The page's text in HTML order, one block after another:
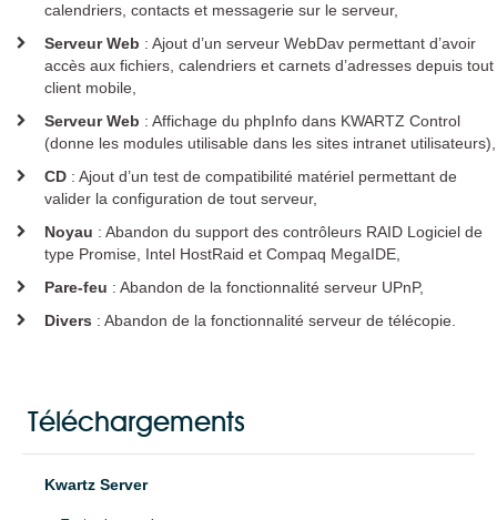
Notice d'utilisation
Quelle est mon adresse IP ?
Contacter le support technique
Téléchargements
Kwartz Server
Toutes les versions
Evolutions
Outils / Documentation
Modules additionnels
Kwartz Mobile Control
Contact
calendriers, contacts et messagerie sur le serveur,
Serveur Web : Ajout d’un serveur WebDav permettant d’avoir
accès aux fichiers, calendriers et carnets d’adresses depuis tout
client mobile,
Serveur Web : Affichage du phpInfo dans KWARTZ Control
(donne les modules utilisable dans les sites intranet utilisateurs),
CD : Ajout d’un test de compatibilité matériel permettant de
valider la configuration de tout serveur,
Noyau : Abandon du support des contrôleurs RAID Logiciel de
type Promise, Intel HostRaid et Compaq MegaIDE,
Pare-feu : Abandon de la fonctionnalité serveur UPnP,
Divers : Abandon de la fonctionnalité serveur de télécopie.
Téléchargements
Kwartz Server